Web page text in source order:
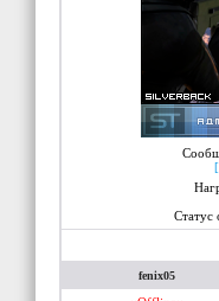
Статус
fenix05